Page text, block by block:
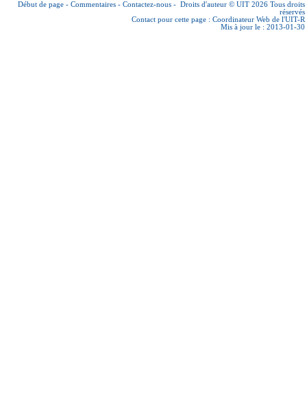
Début de page - Commentaires - Contactez-nous - Droits d'auteur © UIT 2026 Tous droits
réservés
Contact pour cette page : Coordinateur Web de l'UIT-R
Mis à jour le : 2013-01-30